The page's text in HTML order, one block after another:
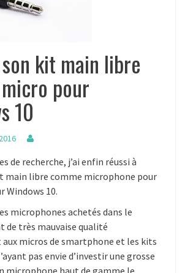
kit main libre
pour
10
de recherche, j’ai enfin réussi à
main libre comme microphone pour
Windows 10.
microphones achetés dans le
de très mauvaise qualité
micros de smartphone et les kits
pas envie d’investir une grosse
microphone haut de gamme le